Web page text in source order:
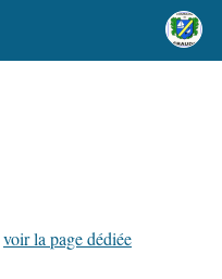
voir la page dédiée